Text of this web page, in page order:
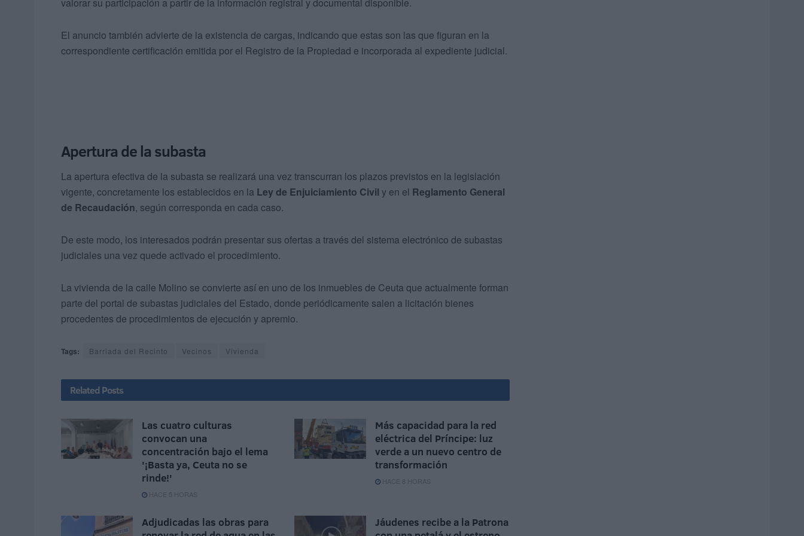
El anuncio también advierte de la existencia de cargas, indicando que estas son las que figuran en la
correspondiente certificación emitida por el Registro de la Propiedad e incorporada al expediente judicial.
Apertura de la subasta
La apertura efectiva de la subasta se realizará una vez transcurran los plazos previstos en la legislación
vigente, concretamente los establecidos en la Ley de Enjuiciamiento Civil y en el Reglamento General
de Recaudación, según corresponda en cada caso.
De este modo, los interesados podrán presentar sus ofertas a través del sistema electrónico de subastas
judiciales una vez quede activado el procedimiento.
La vivienda de la calle Molino se convierte así en uno de los inmuebles de Ceuta que actualmente forman
parte del portal de subastas judiciales del Estado, donde periódicamente salen a licitación bienes
procedentes de procedimientos de ejecución y apremio.
Tags: Barriada del Recinto Vecinos Vivienda
Related Posts
Las cuatro culturas
convocan una
concentración bajo el lema
'¡Basta ya, Ceuta no se
rinde!'
HACE 5 HORAS
Más capacidad para la red
eléctrica del Príncipe: luz
verde a un nuevo centro de
transformación
HACE 8 HORAS
Adjudicadas las obras para
Jáudenes recibe a la Patrona